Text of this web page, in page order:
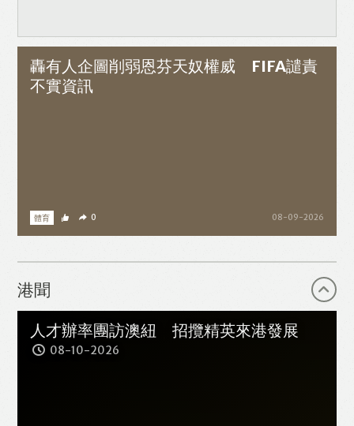
轟有人企圖削弱恩芬天奴權威 FIFA譴責
不實資訊
體育 08-09-2026
0
港聞
人才辦率團訪澳紐 招攬精英來港發展
08-10-2026